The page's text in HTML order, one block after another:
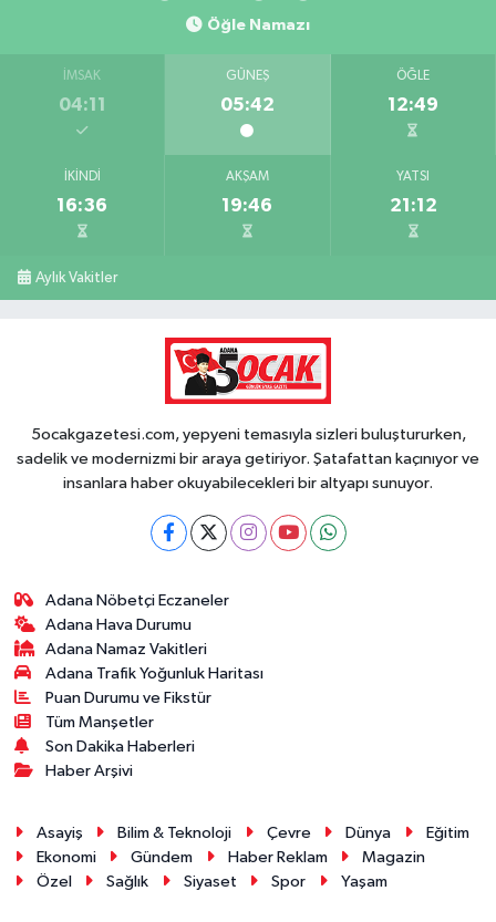
Öğle Namazı
İMSAK
04:11
GÜNEŞ
05:42
ÖĞLE
12:49
İKINDI
16:36
AKŞAM
19:46
YATSI
21:12
Aylık Vakitler
5ocakgazetesi.com, yepyeni temasıyla sizleri buluştururken,
sadelik ve modernizmi bir araya getiriyor. Şatafattan kaçınıyor ve
insanlara haber okuyabilecekleri bir altyapı sunuyor.
Adana Nöbetçi Eczaneler
Adana Hava Durumu
Adana Namaz Vakitleri
Adana Trafik Yoğunluk Haritası
Puan Durumu ve Fikstür
Tüm Manşetler
Son Dakika Haberleri
Haber Arşivi
Asayiş Bilim & Teknoloji Çevre Dünya
Eğitim
Ekonomi
Gündem Haber Reklam
Magazin
Özel
Sağlık Siyaset Spor Yaşam